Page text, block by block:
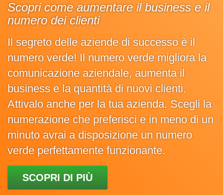
Scopri come aumentare il business e il
numero dei clienti
Il segreto delle aziende di successo è il
numero verde! Il numero verde migliora la
comunicazione aziendale, aumenta il
business e la quantità di nuovi clienti.
Attivalo anche per la tua azienda. Scegli la
numerazione che preferisci e in meno di un
minuto avrai a disposizione un numero
verde perfettamente funzionante.
SCOPRI DI PIÙ